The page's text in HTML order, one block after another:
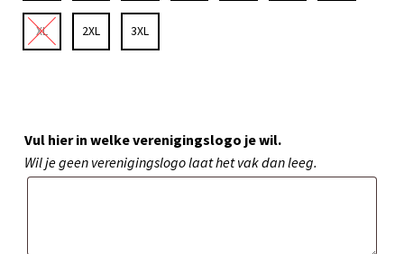
XL 2XL 3XL
Vul hier in welke verenigingslogo je wil.
Wil je geen verenigingslogo laat het vak dan leeg.